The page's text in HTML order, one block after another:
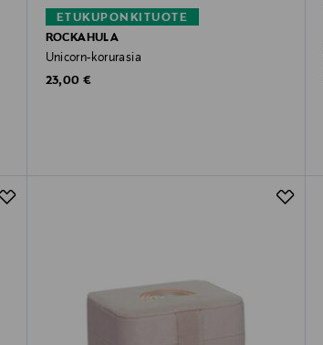
ETUKUPONKITUOTE
ROCKAHULA
Unicorn-korurasia
Original Price
23,00 €